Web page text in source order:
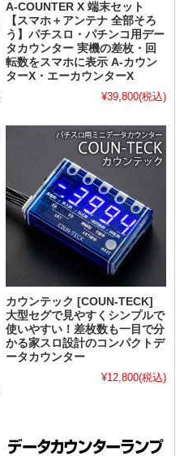
A-COUNTER X 端末セット
【スマホ＋アンテナ 全部そろ
う】パチスロ・パチンコ用デー
タカウンター 実機の差枚・回
転数をスマホに表示 A-カウン
ターX・エーカウンターX
¥39,800(税込)
カウンテック [COUN-TECK]
大型セグで見やすくシンプルで
使いやすい！差枚数も一目で分
かる家スロ設計のコンパクトデ
ータカウンター
¥12,800(税込)